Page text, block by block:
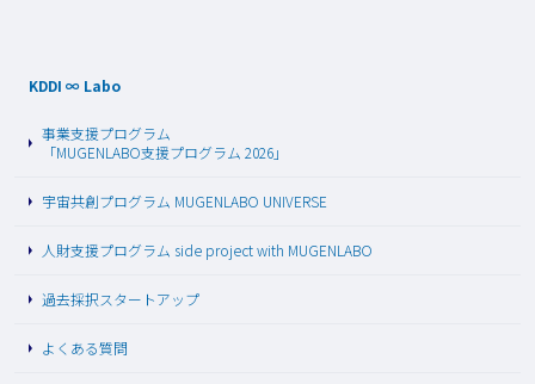
KDDI ∞ Labo
事業支援プログラム
「MUGENLABO支援プログラム 2026」
宇宙共創プログラム MUGENLABO UNIVERSE
人財支援プログラム side project with MUGENLABO
過去採択スタートアップ
よくある質問